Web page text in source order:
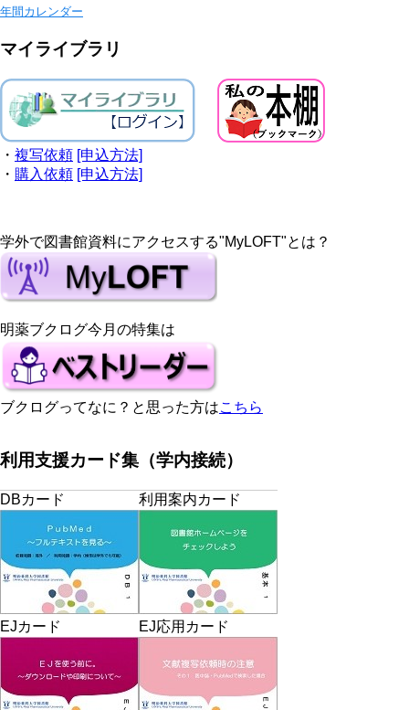
年間カレンダー
マイライブラリ
・ 複写依頼 [申込方法]
・ 購入依頼 [申込方法]
学外で図書館資料にアクセスする"MyLOFT"とは？
明薬ブクログ今月の特集は
ブクログってなに？と思った方はこちら
利用支援カード集（学内接続）
DBカード 利用案内カード
EJカード EJ応用カード